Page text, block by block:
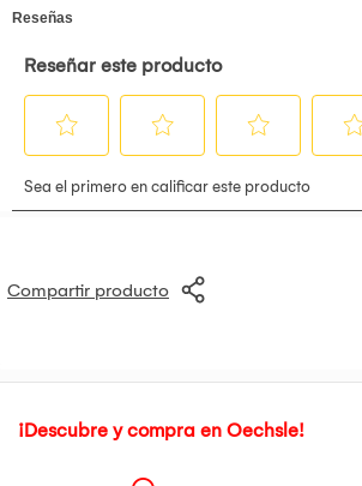
compra internacional antes de
cuando no haya recibido la notificación
haya enviado la documentación
entrega comenzará a contabilizarse a
Compartir producto
¡Descubre y compra en Oechsle!